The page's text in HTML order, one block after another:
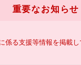
重要なお知らせ
係る支援等情報を掲載